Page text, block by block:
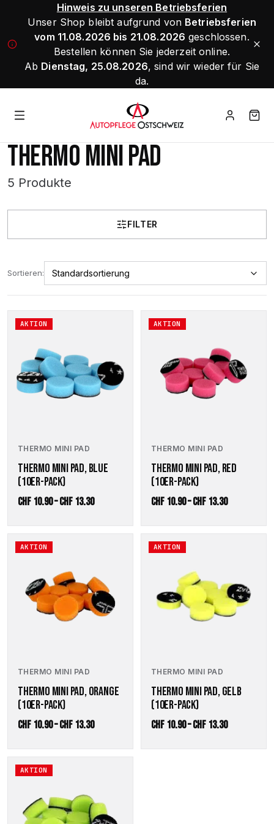
Hinweis zu unseren Betriebsferien
Unser Shop bleibt aufgrund von Betriebsferien
vom 11.08.2026 bis 21.08.2026 geschlossen.
Bestellen können Sie jederzeit online.
Ab Dienstag, 25.08.2026, sind wir wieder für Sie
da.
THERMO MINI PAD
5 Produkte
FILTER
Sortieren:
AKTION
THERMO MINI PAD
THERMO MINI PAD, BLUE
(10ER-PACK)
CHF 10.90–CHF 13.30Preisspanne:
bis
Dieses
Produkt
mehrere
Varianten
auf.
Die
der
gewählt
werden
AKTION
THERMO MINI PAD
THERMO MINI PAD, RED
(10ER-PACK)
CHF 10.90–CHF 13.30
bis
Dieses
Produkt
Varianten
der
gewählt
werden
AKTION
THERMO MINI PAD
THERMO MINI PAD, ORANGE
(10ER-PACK)
CHF 10.90–CHF 13.30Preisspanne:
bis
Dieses
Produkt
mehrere
Varianten
der
gewählt
werden
AKTION
THERMO MINI PAD
THERMO MINI PAD, GELB
(10ER-PACK)
CHF 10.90–CHF 13.30
Dieses
Produkt
Varianten
der
gewählt
werden
AKTION
Dieses
Produkt
mehrere
Varianten